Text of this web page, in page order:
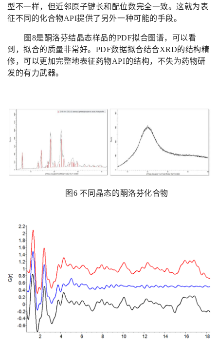
型不一样，但近邻原子键长和配位数完全一致。这就为表
征不同的化合物API提供了另外一种可能的手段。
图 8是酮洛芬结晶态样品的PDF拟合图谱，可以看
到，拟合的质量非常好。 PDF数据拟合结合XRD的结构精
修，可以更加完整地表征药物API的结构，不失为药物研
发的有力武器。
图 6 不同晶态的酮洛芬化合物